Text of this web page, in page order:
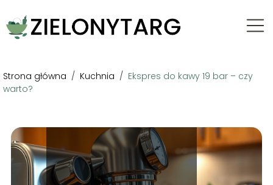
Strona główna / Kuchnia / Ekspres do kawy 19 bar – czy
warto?